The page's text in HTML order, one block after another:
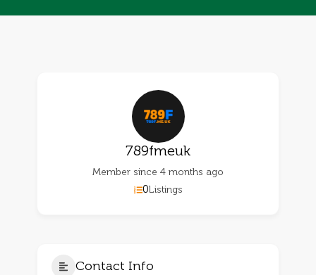
789fmeuk
Member since 4 months ago
0Listings
Contact Info